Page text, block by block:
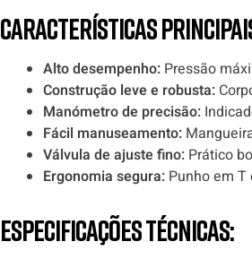
Características
Alto desempenho: Pressão
Construção leve e robusta:
Manómetro de precisão:
Fácil manuseamento:
Válvula de ajuste fino: Prático
Ergonomia segura: Punho em
Especificações técnicas: